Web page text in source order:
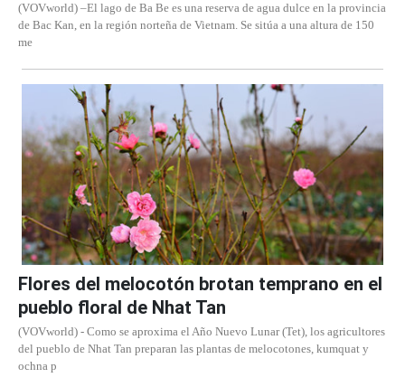
(VOVworld) –El lago de Ba Be es una reserva de agua dulce en la provincia
de Bac Kan, en la región norteña de Vietnam. Se sitúa a una altura de 150
me
Flores del melocotón brotan temprano en el
pueblo floral de Nhat Tan
(VOVworld) - Como se aproxima el Año Nuevo Lunar (Tet), los agricultores
del pueblo de Nhat Tan preparan las plantas de melocotones, kumquat y
ochna p